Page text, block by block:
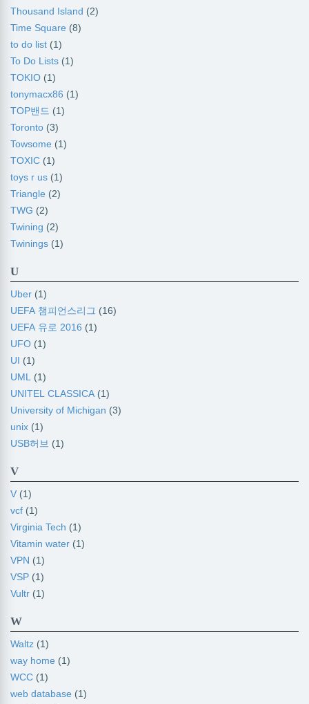
Thousand Island (2)
Time Square (8)
to do list (1)
To Do Lists (1)
TOKIO (1)
tonymacx86 (1)
TOP밴드 (1)
Toronto (3)
Towsome (1)
TOXIC (1)
toys r us (1)
Triangle (2)
TWG (2)
Twining (2)
Twinings (1)
U
Uber (1)
UEFA 챔피언스리그 (16)
UEFA 유로 2016 (1)
UFO (1)
UI (1)
UML (1)
UNITEL CLASSICA (1)
University of Michigan (3)
unix (1)
USB허브 (1)
V
V (1)
vcf (1)
Virginia Tech (1)
Vitamin water (1)
VPN (1)
VSP (1)
Vultr (1)
W
Waltz (1)
way home (1)
WCC (1)
web database (1)